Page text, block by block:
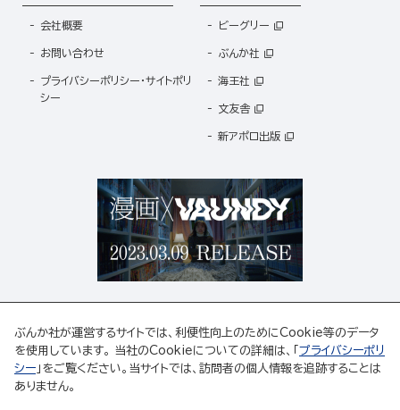
会社概要
お問い合わせ
プライバシーポリシー・サイトポリ
シー
ビーグリー
ぶんか社
海王社
文友舎
新アポロ出版
ABJマークは、この電子書店・電子書籍配信サービスが、著作権者からコンテンツ使用許諾を
得た正規版配信サービスであることを示す登録商標(登録番号 第6091713号)です。
ぶんか社が運営するサイトでは、利便性向上のためにCookie等のデータ
を使用しています。 当社のCookieについての詳細は、「 プライバシーポリ
シー 」をご覧ください。当サイトでは、訪問者の個人情報を追跡することは
ありません。